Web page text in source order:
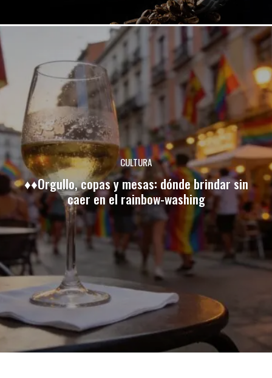
CULTURA
♦♦Orgullo, copas y mesas: dónde brindar sin
caer en el rainbow-washing